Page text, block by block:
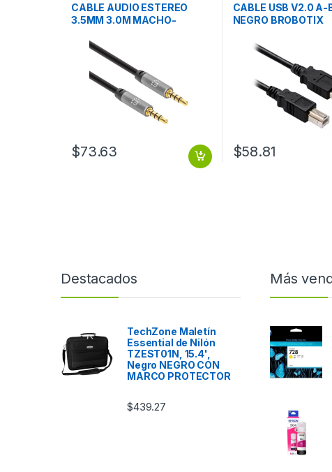
CABLE AUDIO ESTEREO
3.5MM 3.0M MACHO-
$73.63
CABLE USB V2.0 A-
NEGRO BROBOTIX
$58.81
Destacados
TechZone Maletín
Essential de Nilón
TZEST01N, 15.4',
Negro NEGRO CON
MARCO PROTECTOR
$439.27
Más